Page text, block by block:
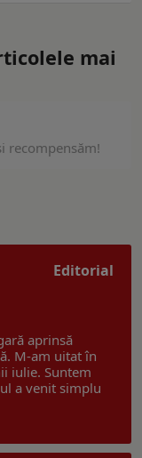
mai
recompensăm!
Editorial
aprinsă
M-am uitat în
iulie. Suntem
a venit simplu